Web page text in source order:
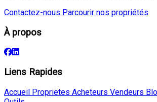
Contactez-nous Parcourir nos propriétés
À propos
Liens Rapides
Accueil Proprietes Acheteurs Vendeurs